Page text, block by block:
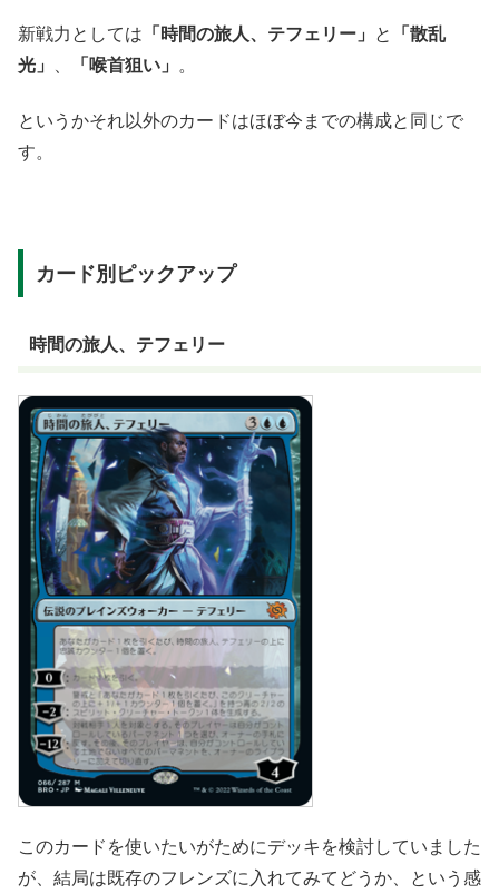
新戦力としては 「時間の旅人、テフェリー」 と
「散乱
光」
「喉首狙い」 。
というかそれ以外のカードはほぼ今までの構成と同じで
す。
カード別ピックアップ
時間の旅人、テフェリー
このカードを使いたいがためにデッキを検討していました
が、結局は既存のフレンズに入れてみてどうか、という感